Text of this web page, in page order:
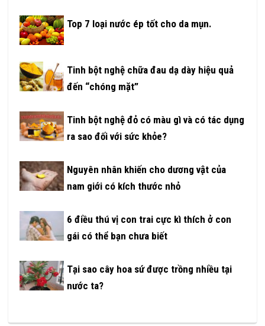
Top 7 loại nước ép tốt cho da mụn.
Tinh bột nghệ chữa đau dạ dày hiệu quả
đến “chóng mặt”
Tinh bột nghệ đỏ có màu gì và có tác dụng
ra sao đối với sức khỏe?
Nguyên nhân khiến cho dương vật của
nam giới có kích thước nhỏ
6 điều thú vị con trai cực kì thích ở con
gái có thể bạn chưa biết
Tại sao cây hoa sứ được trồng nhiều tại
nước ta?